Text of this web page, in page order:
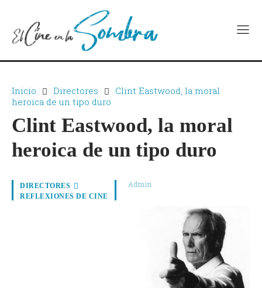
Inicio Directores
Clint Eastwood, la moral
heroica de un tipo duro
Clint Eastwood, la moral
heroica de un tipo duro
DIRECTORES
REFLEXIONES DE CINE
Admin